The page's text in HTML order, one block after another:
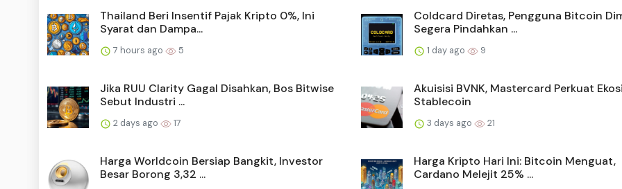
Thailand Beri Insentif Pajak Kripto 0%, Ini
Syarat dan Dampa...
7 hours ago 5
Coldcard Diretas, Pengguna Bitcoin
Segera Pindahkan ...
1 day ago 9
Jika RUU Clarity Gagal Disahkan, Bos Bitwise
Sebut Industri ...
2 days ago 17
Akuisisi BVNK, Mastercard Perkuat
Stablecoin
3 days ago 21
Harga Worldcoin Bersiap Bangkit, Investor
Besar Borong 3,32 ...
Harga Kripto Hari Ini: Bitcoin Menguat,
Cardano Melejit 25% ...